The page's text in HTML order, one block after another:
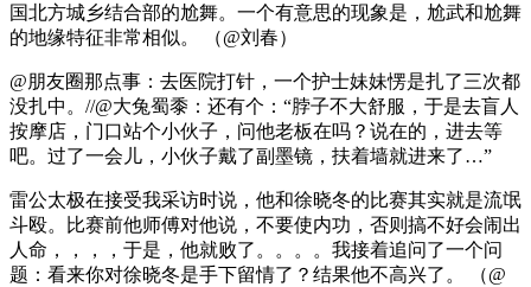
国北方城乡结合部的尬舞。一个有意思的现象是，尬武和尬舞
的地缘特征非常相似。 ​​​​（@刘春）
@朋友圈那点事：去医院打针，一个护士妹妹愣是扎了三次都
没扎中。//@大兔蜀黍：还有个：“脖子不大舒服，于是去盲人
按摩店，门口站个小伙子，问他老板在吗？说在的，进去等
吧。过了一会儿，小伙子戴了副墨镜，扶着墙就进来了…”
雷公太极在接受我采访时说，他和徐晓冬的比赛其实就是流氓
斗殴。比赛前他师傅对他说，不要使内功，否则搞不好会闹出
人命，，，，于是，他就败了。。。。我接着追问了一个问
题：看来你对徐晓冬是手下留情了？结果他不高兴了。 ​​​（@